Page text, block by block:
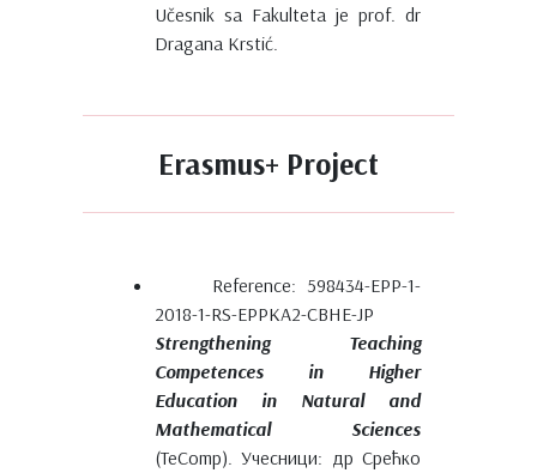
Učesnik sa Fakulteta je prof. dr
Dragana Krstić.
Erasmus+ Project
Reference: 598434-EPP-1-
2018-1-RS-EPPKA2-CBHE-JP
Strengthening Teaching
Competences in Higher
Education in Natural and
Mathematical Sciences
(TeComp). Учесници: др Срећко